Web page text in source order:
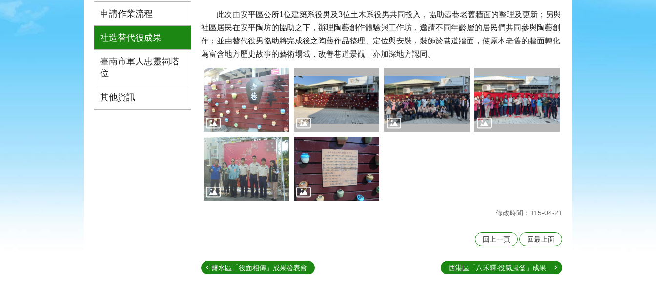
申請作業流程
社造替代役成果
臺南市軍人忠靈祠塔
位
其他資訊
此次由安平區公所1位建築系役男及3位土木系役男共同投入，協助壺巷老舊牆面的整理及更新；另與
社區居民在安平陶坊的協助之下，辦理陶藝創作體驗與工作坊，邀請不同年齡層的居民們共同參與陶藝創
作；並由替代役男協助將完成後之陶藝作品整理、定位與安裝，裝飾於巷道牆面，使原本老舊的牆面轉化
為富含地方歷史故事的藝術場域，改善巷道景觀，亦加深地方認同。
修改時間：115-04-21
回上一頁 回最上面
鹽水區「役面相傳」成果發表會 西港區「八禾驛‧役氣風發」成果...